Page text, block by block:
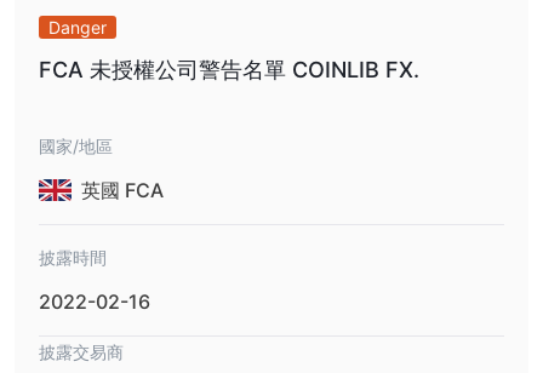
Danger
FCA 未授權公司警告名單 COINLIB FX.
國家/地區
英國 FCA
披露時間
2022-02-16
披露交易商